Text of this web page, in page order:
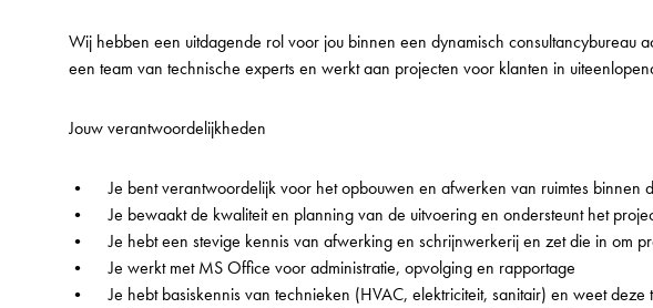
Wij hebben een uitdagende rol voor jou binnen een dynamisch consultancybureau
een team van technische experts en werkt aan projecten voor klanten in
Jouw verantwoordelijkheden
• Je bent verantwoordelijk voor het opbouwen en afwerken van ruimtes binnen
• Je bewaakt de kwaliteit en planning van de uitvoering en ondersteunt het
• Je hebt een stevige kennis van afwerking en schrijnwerkerij en zet die in om
• Je werkt met MS Office voor administratie, opvolging en rapportage
• Je hebt basiskennis van technieken (HVAC, elektriciteit, sanitair) en weet deze